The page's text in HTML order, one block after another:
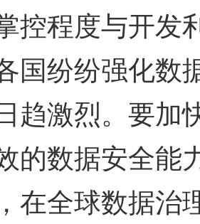
控程度与开发
国纷纷强化数
趋激烈。要加
的数据安全能
在全球数据治